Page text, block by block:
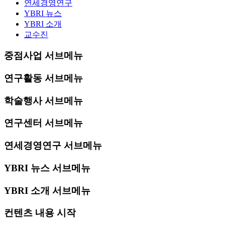
연세경영연구
YBRI 뉴스
YBRI 소개
교수진
중점사업 서브메뉴
연구활동 서브메뉴
학술행사 서브메뉴
연구센터 서브메뉴
연세경영연구 서브메뉴
YBRI 뉴스 서브메뉴
YBRI 소개 서브메뉴
컨텐츠 내용 시작